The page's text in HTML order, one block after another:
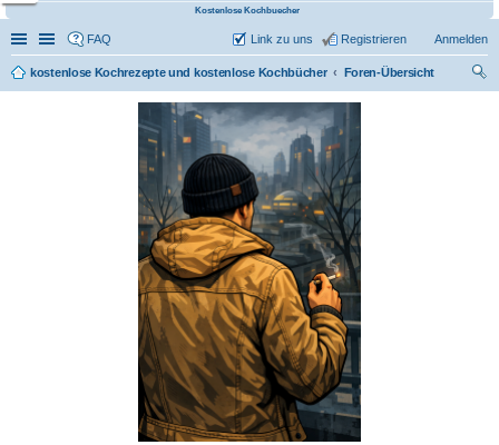
Kostenlose Kochbuecher
Schnellzugriff
Linkliste
FAQ Anmelden
Registrieren
Link zu uns
kostenlose Kochrezepte und kostenlose Kochbücher
Foren-Übersicht